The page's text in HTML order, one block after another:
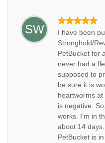
SW
I have been
Stronghold/
PetBucket for
never had a
supposed to
be sure it is
heartworms
is negative.
works. I'm in
about 14
PetBucket is